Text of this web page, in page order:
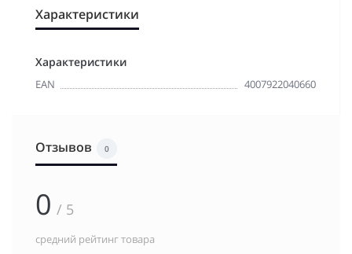
Характеристики
Характеристики
EAN 4007922040660
Отзывов 0
0 / 5
средний рейтинг товара